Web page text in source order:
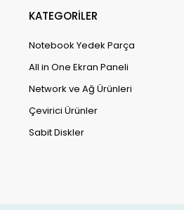
KATEGORİLER
Notebook Yedek Parça
All in One Ekran Paneli
Network ve Ağ Ürünleri
Çevirici Ürünler
Sabit Diskler